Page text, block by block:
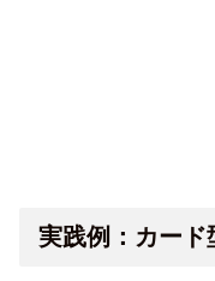
実践例：カード